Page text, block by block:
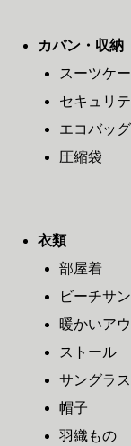
カバン・収納
スーツケ
セキュリ
エコバッグ
圧縮袋
衣類
部屋着
ビーチサ
暖かいア
ストール
サングラス
帽子
羽織もの